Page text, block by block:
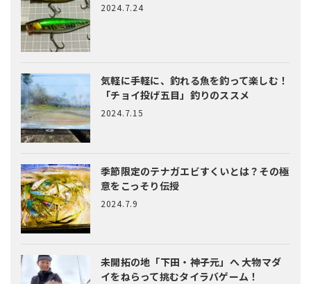
2024.7.24
気軽に手軽に、釣れる魚を釣って楽しむ！
「チョイ投げ五目」釣りのススメ
2024.7.15
季節限定のテナガエビすくいとは？ その極
意をこっそり伝授
2024.7.9
未開拓の地「下田・神子元」へ大物マダ
イをねらって挑むタイラバゲーム！